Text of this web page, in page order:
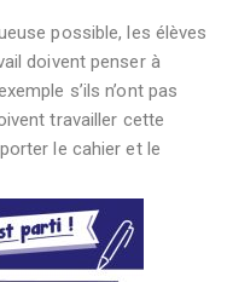
possible, les élèves
doivent penser à
s’ils n’ont pas
travailler cette
le cahier et le